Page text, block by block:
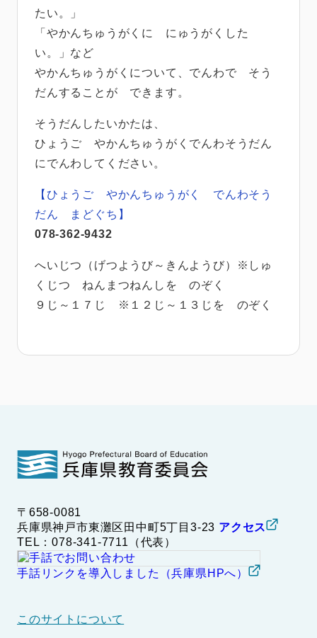
たい。」
「やかんちゅうがくに にゅうがくした
い。」など
やかんちゅうがくについて、でんわで そう
だんすることが できます。
そうだんしたいかたは、
ひょうご やかんちゅうがくでんわそうだん
にでんわしてください。
【ひょうご やかんちゅうがく でんわそう
だん まどぐち】
078-362-9432
へいじつ（げつようび～きんようび）※しゅ
くじつ ねんまつねんしを のぞく
９じ～１７じ ※１２じ～１３じを のぞく
〒658-0081
兵庫県神戸市東灘区田中町5丁目3-23 アクセス
TEL：078-341-7711（代表）
手話リンクを導入しました（兵庫県HPへ）
このサイトについて